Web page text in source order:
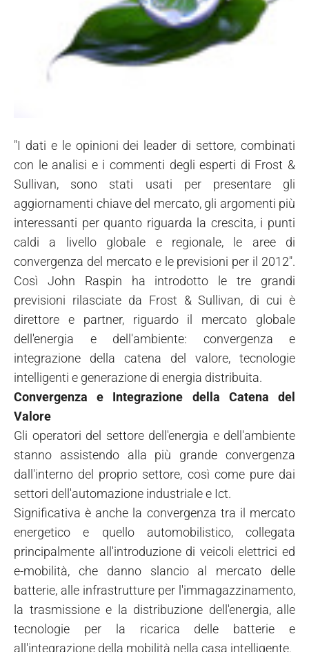
"I dati e le opinioni dei leader di settore, combinati
con le analisi e i commenti degli esperti di Frost &
Sullivan, sono stati usati per presentare gli
aggiornamenti chiave del mercato, gli argomenti più
interessanti per quanto riguarda la crescita, i punti
caldi a livello globale e regionale, le aree di
convergenza del mercato e le previsioni per il 2012".
Così John Raspin ha introdotto le tre grandi
previsioni rilasciate da Frost & Sullivan, di cui è
direttore e partner, riguardo il mercato globale
dell'energia e dell'ambiente: convergenza e
integrazione della catena del valore, tecnologie
intelligenti e generazione di energia distribuita.
Convergenza e Integrazione della Catena del
Valore
Gli operatori del settore dell'energia e dell'ambiente
stanno assistendo alla più grande convergenza
dall'interno del proprio settore, così come pure dai
settori dell'automazione industriale e Ict.
Significativa è anche la convergenza tra il mercato
energetico e quello automobilistico, collegata
principalmente all'introduzione di veicoli elettrici ed
e-mobilità, che danno slancio al mercato delle
batterie, alle infrastrutture per l'immagazzinamento,
la trasmissione e la distribuzione dell'energia, alle
tecnologie per la ricarica delle batterie e
all'integrazione della mobilità nella casa intelligente.